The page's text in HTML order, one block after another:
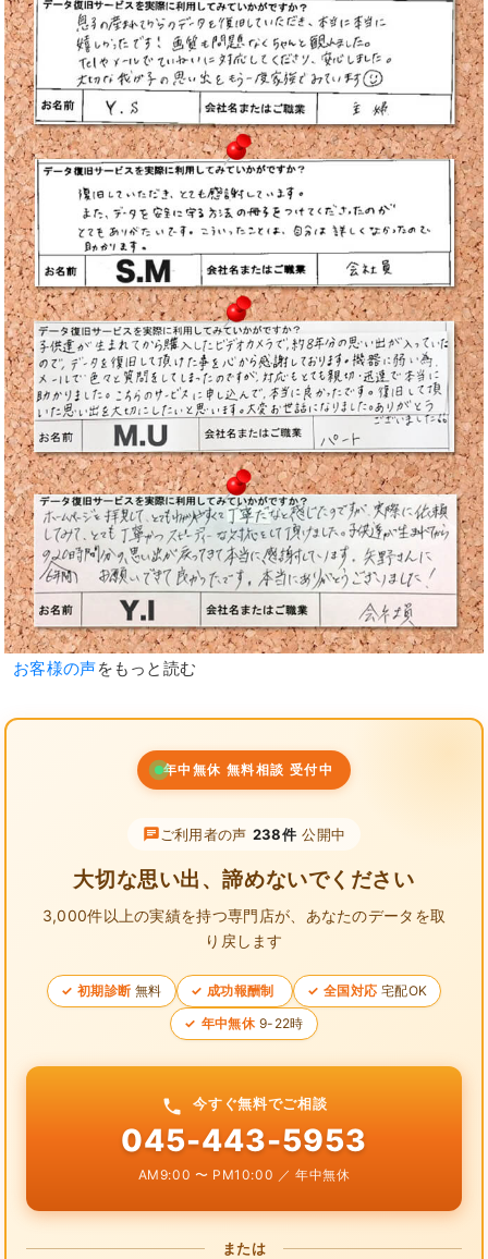
お客様の声をもっと読む
年中無休 無料相談 受付中
ご利用者の声 238件 公開中
大切な思い出、諦めないでください
3,000件以上の実績を持つ専門店が、 あなたのデータを取
り戻します
初期診断 無料 成功報酬制 全国対応 宅配OK
年中無休 9-22時
今すぐ無料でご相談
045-443-5953
AM9:00 〜 PM10:00 ／ 年中無休
または